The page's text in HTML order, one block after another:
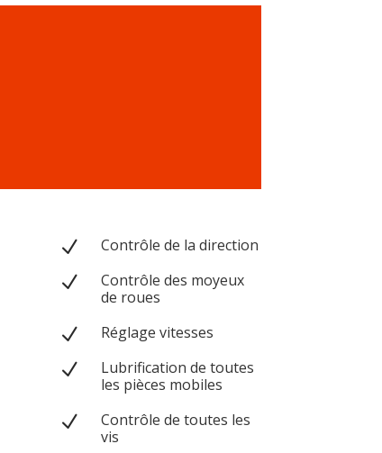
N Contrôle de la direction
N
Contrôle des moyeux
de roues
N Réglage vitesses
N
Lubrification de toutes
les pièces mobiles
N
Contrôle de toutes les
vis